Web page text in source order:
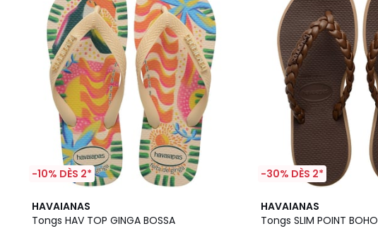
-10% DÈS 2*
HAVAIANAS
Tongs HAV TOP GINGA BOSSA
-30% DÈS 2*
HAVAIANAS
Tongs SLIM POINT BOHO
1
/